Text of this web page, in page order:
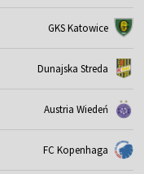
GKS Katowice
Dunajska Streda
Austria Wiedeń
FC Kopenhaga